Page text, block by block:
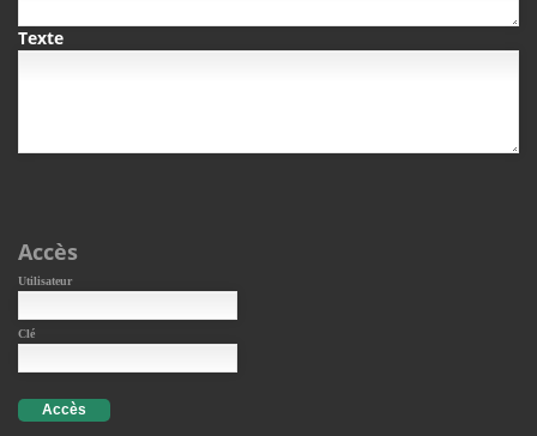
Texte
Accès
Utilisateur
Clé
Accès